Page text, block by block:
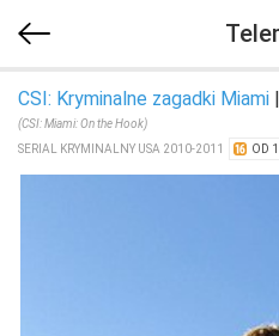
CSI: Kryminalne zagadki Miami
(CSI: Miami: On the Hook)
SERIAL KRYMINALNY USA 2010-2011
OD